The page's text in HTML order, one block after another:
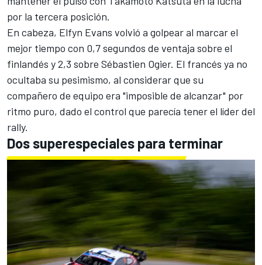
por la tercera posición.
En cabeza, Elfyn Evans volvió a golpear al marcar el
mejor tiempo con 0,7 segundos de ventaja sobre el
finlandés y 2,3 sobre Sébastien Ogier. El francés ya no
ocultaba su pesimismo, al considerar que su
compañero de equipo era "imposible de alcanzar" por
ritmo puro, dado el control que parecía tener el líder del
rally.
Dos superespeciales para terminar